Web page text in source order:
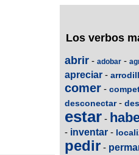
Los verbos
abrir - adobar -
apreciar -
comer -
desconectar-
estar -
- inventar -
pedir -